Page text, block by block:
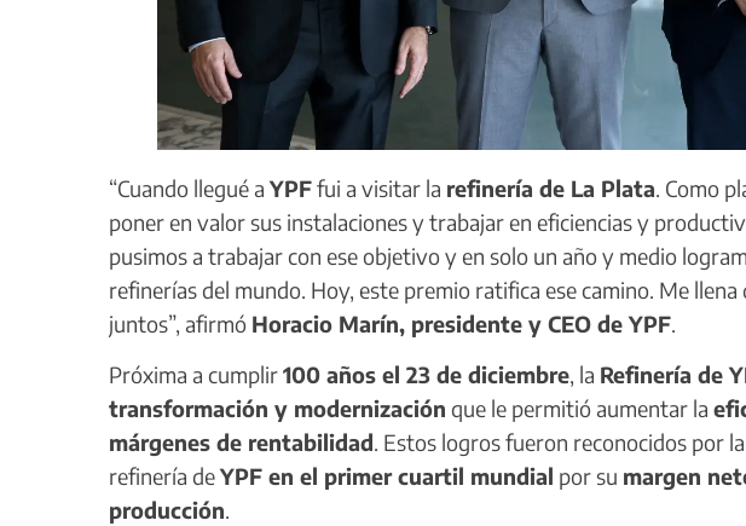
“Cuando llegué a YPFfui a visitar la refinería de La Plata. Como
poner en valor sus instalaciones y trabajar en eficiencias y
pusimos a trabajar con ese objetivo y en solo un año y medio
refinerías del mundo. Hoy, este premio ratifica ese camino. Me
juntos”, afirmó Horacio Marín, presidente y CEO de YPF.
Próxima a cumplir100 años el 23 de diciembre, la Refinería de
transformación y modernización que le permitió aumentar la
márgenes de rentabilidad. Estos logros fueron reconocidos por
refinería deYPF en el primer cuartil mundial por su margen
producción.